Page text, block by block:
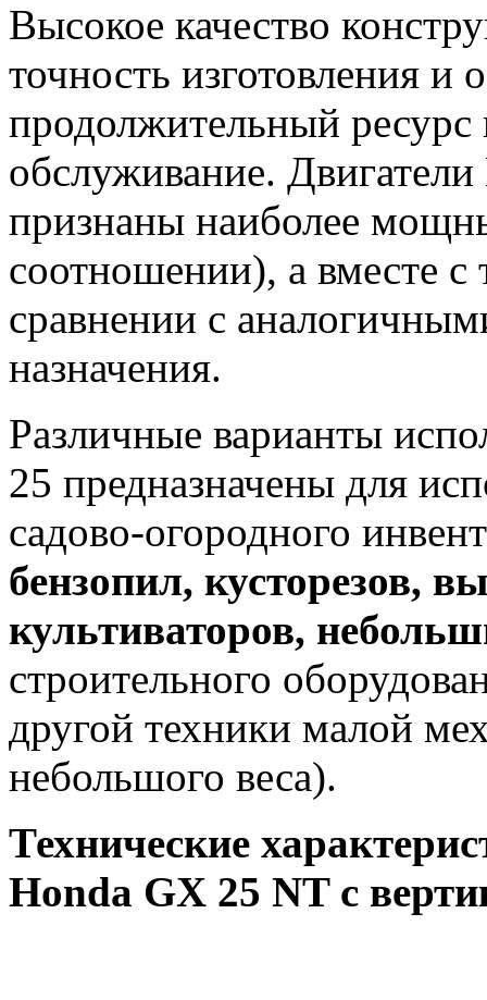
Высокое качество
точность изготовления и
продолжительный
обслуживание.
признаны наиболее
соотношении), а вместе
сравнении с
назначения.
Различные варианты
25 предназначены для
садово-огородного
бензопил, кусторезов,
культиваторов,
строительного
другой техники малой
небольшого веса).
Технические
Honda GX 25 NT с